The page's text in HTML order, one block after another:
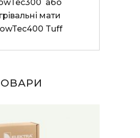
або
мати
Tuff